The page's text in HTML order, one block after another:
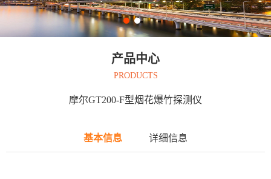
产品中心
PRODUCTS
摩尔GT200-F型烟花爆竹探测仪
基本信息 详细信息